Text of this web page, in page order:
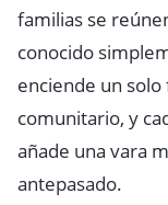
familias se
conocido
enciende un
comunitario, y
añade una vara
antepasado.